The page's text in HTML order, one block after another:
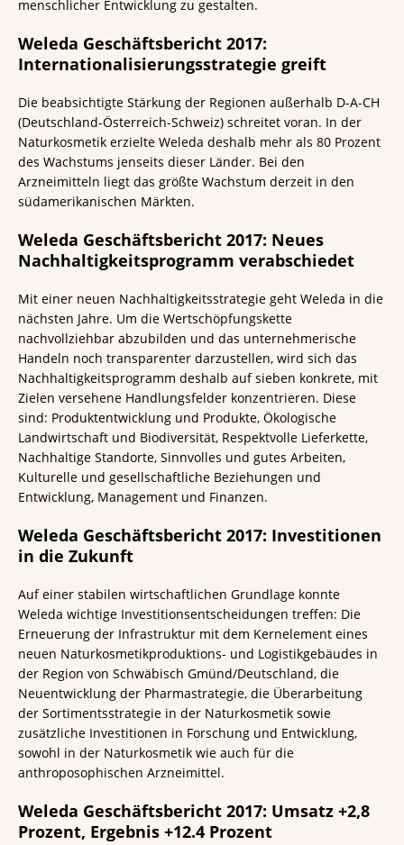
menschlicher Entwicklung zu gestalten.
Weleda Geschäftsbericht 2017:
Internationalisierungsstrategie greift
Die beabsichtigte Stärkung der Regionen außerhalb D-A-CH
(Deutschland-Österreich-Schweiz) schreitet voran. In der
Naturkosmetik erzielte Weleda deshalb mehr als 80 Prozent
des Wachstums jenseits dieser Länder. Bei den
Arzneimitteln liegt das größte Wachstum derzeit in den
südamerikanischen Märkten.
Weleda Geschäftsbericht 2017: Neues
Nachhaltigkeitsprogramm verabschiedet
Mit einer neuen Nachhaltigkeitsstrategie geht Weleda in die
nächsten Jahre. Um die Wertschöpfungskette
nachvollziehbar abzubilden und das unternehmerische
Handeln noch transparenter darzustellen, wird sich das
Nachhaltigkeitsprogramm deshalb auf sieben konkrete, mit
Zielen versehene Handlungsfelder konzentrieren. Diese
sind: Produktentwicklung und Produkte, Ökologische
Landwirtschaft und Biodiversität, Respektvolle Lieferkette,
Nachhaltige Standorte, Sinnvolles und gutes Arbeiten,
Kulturelle und gesellschaftliche Beziehungen und
Entwicklung, Management und Finanzen.
Weleda Geschäftsbericht 2017: Investitionen
in die Zukunft
Auf einer stabilen wirtschaftlichen Grundlage konnte
Weleda wichtige Investitionsentscheidungen treffen: Die
Erneuerung der Infrastruktur mit dem Kernelement eines
neuen Naturkosmetikproduktions- und Logistikgebäudes in
der Region von Schwäbisch Gmünd/Deutschland, die
Neuentwicklung der Pharmastrategie, die Überarbeitung
der Sortimentsstrategie in der Naturkosmetik sowie
zusätzliche Investitionen in Forschung und Entwicklung,
sowohl in der Naturkosmetik wie auch für die
anthroposophischen Arzneimittel.
Weleda Geschäftsbericht 2017: Umsatz +2,8
Prozent, Ergebnis +12.4 Prozent